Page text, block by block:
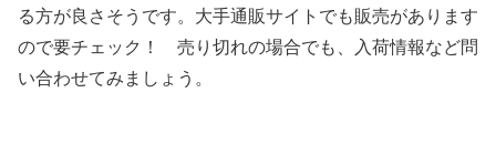
る方が良さそうです。大手通販サイトでも販売があります
ので要チェック！ 売り切れの場合でも、入荷情報など問
い合わせてみましょう。